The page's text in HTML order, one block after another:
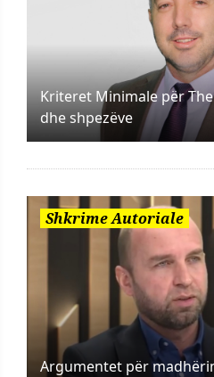
Kriteret Minimale për
dhe shpezëve
Shkrime Autoriale
Argumentet për